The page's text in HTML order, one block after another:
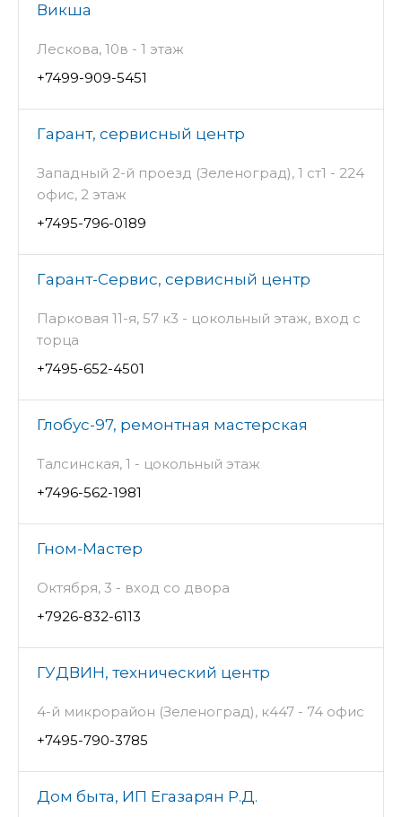
Викша
Лескова, 10в - 1 этаж
+7499-909-5451
Гарант, сервисный центр
Западный 2-й проезд (Зеленоград), 1 ст1 - 224
офис, 2 этаж
+7495-796-0189
Гарант-Сервис, сервисный центр
Парковая 11-я, 57 к3 - цокольный этаж, вход с
торца
+7495-652-4501
Глобус-97, ремонтная мастерская
Талсинская, 1 - цокольный этаж
+7496-562-1981
Гном-Мастер
Октября, 3 - вход со двора
+7926-832-6113
ГУДВИН, технический центр
4-й микрорайон (Зеленоград), к447 - 74 офис
+7495-790-3785
Дом быта, ИП Егазарян Р.Д.